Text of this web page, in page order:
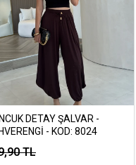
DETAY ŞALVAR -
- KOD: 8024
TL